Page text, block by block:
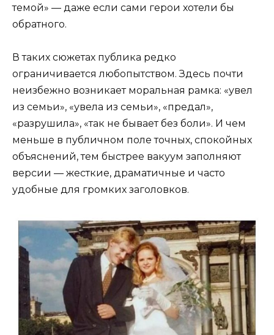
темой» — даже если сами герои хотели бы
обратного.
В таких сюжетах публика редко
ограничивается любопытством. Здесь почти
неизбежно возникает моральная рамка: «увел
из семьи», «увела из семьи», «предал»,
«разрушила», «так не бывает без боли». И чем
меньше в публичном поле точных, спокойных
объяснений, тем быстрее вакуум заполняют
версии — жесткие, драматичные и часто
удобные для громких заголовков.